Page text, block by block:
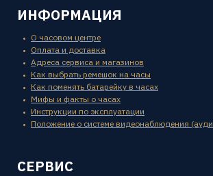
ИНФОРМАЦИЯ
О часовом центре
Оплата и доставка
Адреса сервиса и магазинов
Как выбрать ремешок на часы
Как поменять батарейку в часах
Мифы и факты о часах
Инструкции по эксплуатации
Положение о системе видеонаблюдения
СЕРВИС